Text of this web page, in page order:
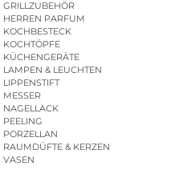
GRILLZUBEHÖR
HERREN PARFUM
KOCHBESTECK
KOCHTÖPFE
KÜCHENGERÄTE
LAMPEN & LEUCHTEN
LIPPENSTIFT
MESSER
NAGELLACK
PEELING
PORZELLAN
RAUMDÜFTE & KERZEN
VASEN